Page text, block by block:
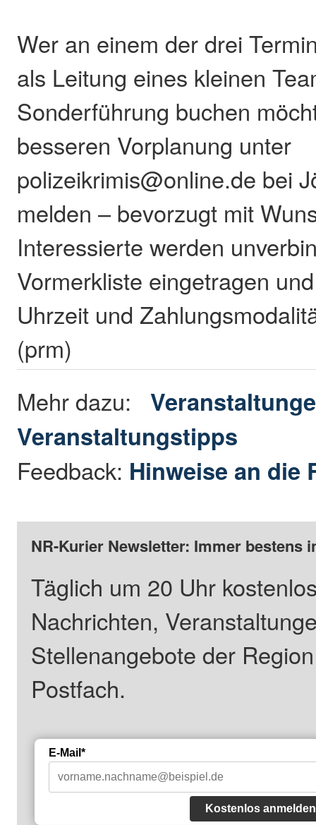
Wer an einem der drei
als Leitung eines kleinen
Sonderführung buchen
besseren Vorplanung unter
polizeikrimis@online.de bei
melden – bevorzugt mit
Interessierte werden
Vormerkliste eingetragen
Uhrzeit und
(prm)
Mehr dazu:
Veranstaltungstipps
Feedback: Hinweise an die
NR-Kurier Newsletter: Immer bestens
Täglich um 20 Uhr
Nachrichten,
Stellenangebote der
Postfach.
E-Mail*
Kostenlos anmelden